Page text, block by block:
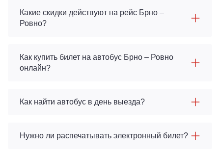
Какие скидки действуют на рейс Брно –
Ровно?
Как купить билет на автобус Брно – Ровно
онлайн?
Как найти автобус в день выезда?
Нужно ли распечатывать электронный билет?